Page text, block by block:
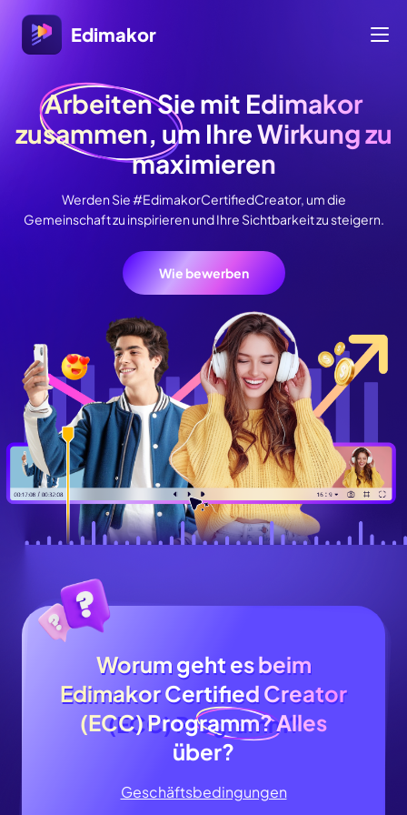
Edimakor
Arbeiten Sie mit Edimakor
zusammen, um Ihre Wirkung zu
maximieren
Werden Sie #EdimakorCertifiedCreator, um die
Gemeinschaft zu inspirieren und Ihre Sichtbarkeit zu steigern.
Wie bewerben
Worum geht es beim
Edimakor Certified Creator
(ECC) Programm?Alles
über?
Worum geht es beim
Edimakor Certified Creator
(ECC) Programm?
Geschäftsbedingungen